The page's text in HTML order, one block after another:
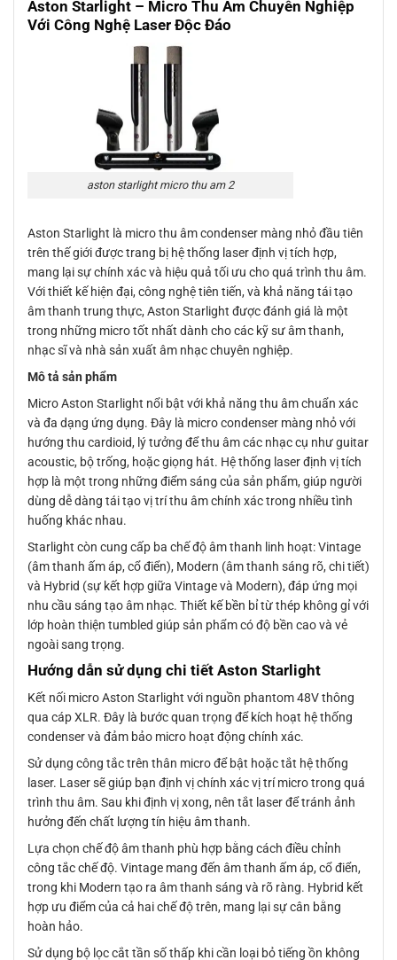
Aston Starlight – Micro Thu Âm Chuyên Nghiệp
Với Công Nghệ Laser Độc Đáo
aston starlight micro thu am 2
Aston Starlight là micro thu âm condenser màng nhỏ đầu tiên
trên thế giới được trang bị hệ thống laser định vị tích hợp,
mang lại sự chính xác và hiệu quả tối ưu cho quá trình thu âm.
Với thiết kế hiện đại, công nghệ tiên tiến, và khả năng tái tạo
âm thanh trung thực, Aston Starlight được đánh giá là một
trong những micro tốt nhất dành cho các kỹ sư âm thanh,
nhạc sĩ và nhà sản xuất âm nhạc chuyên nghiệp.
Mô tả sản phẩm
Micro Aston Starlight nổi bật với khả năng thu âm chuẩn xác
và đa dạng ứng dụng. Đây là micro condenser màng nhỏ với
hướng thu cardioid, lý tưởng để thu âm các nhạc cụ như guitar
acoustic, bộ trống, hoặc giọng hát. Hệ thống laser định vị tích
hợp là một trong những điểm sáng của sản phẩm, giúp người
dùng dễ dàng tái tạo vị trí thu âm chính xác trong nhiều tình
huống khác nhau.
Starlight còn cung cấp ba chế độ âm thanh linh hoạt: Vintage
(âm thanh ấm áp, cổ điển), Modern (âm thanh sáng rõ, chi tiết)
và Hybrid (sự kết hợp giữa Vintage và Modern), đáp ứng mọi
nhu cầu sáng tạo âm nhạc. Thiết kế bền bỉ từ thép không gỉ với
lớp hoàn thiện tumbled giúp sản phẩm có độ bền cao và vẻ
ngoài sang trọng.
Hướng dẫn sử dụng chi tiết Aston Starlight
Kết nối micro Aston Starlight với nguồn phantom 48V thông
qua cáp XLR. Đây là bước quan trọng để kích hoạt hệ thống
condenser và đảm bảo micro hoạt động chính xác.
Sử dụng công tắc trên thân micro để bật hoặc tắt hệ thống
laser. Laser sẽ giúp bạn định vị chính xác vị trí micro trong quá
trình thu âm. Sau khi định vị xong, nên tắt laser để tránh ảnh
hưởng đến chất lượng tín hiệu âm thanh.
Lựa chọn chế độ âm thanh phù hợp bằng cách điều chỉnh
công tắc chế độ. Vintage mang đến âm thanh ấm áp, cổ điển,
trong khi Modern tạo ra âm thanh sáng và rõ ràng. Hybrid kết
hợp ưu điểm của cả hai chế độ trên, mang lại sự cân bằng
hoàn hảo.
Sử dụng bộ lọc cắt tần số thấp khi cần loại bỏ tiếng ồn không